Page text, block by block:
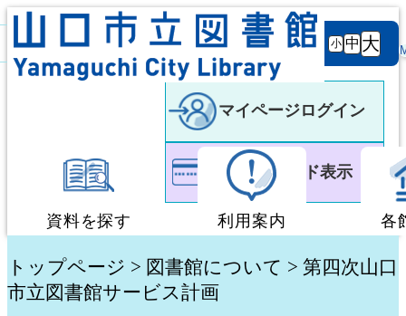
背景
白 黒
文字サ
イズ
小 中 大
マイページログイン
利用者カード表示
資料を探す
蔵書検索・予約
利用案内
図書館利用案内
各
トップページ > 図書館について > 第四次山口
市立図書館サービス計画